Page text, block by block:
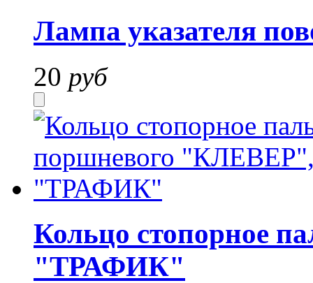
Лампа указателя
20 руб
Кольцо стопорное
"ТРАФИК"